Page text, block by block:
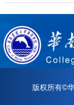
版权所有©